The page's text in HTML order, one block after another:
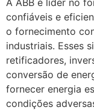
confiáveis e
o fornecimento
industriais. Esses
retificadores,
conversão de
fornecer energia
condições